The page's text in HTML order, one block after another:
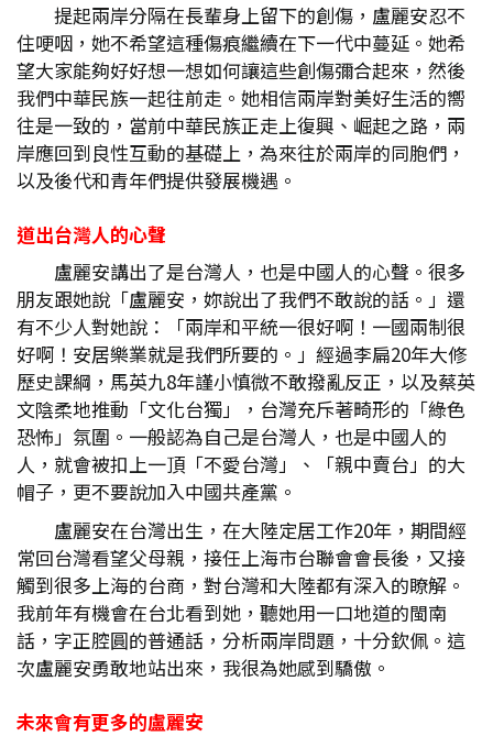
提起兩岸分隔在長輩身上留下的創傷，盧麗安忍不
住哽咽，她不希望這種傷痕繼續在下一代中蔓延。她希
望大家能夠好好想一想如何讓這些創傷彌合起來，然後
我們中華民族一起往前走。她相信兩岸對美好生活的嚮
往是一致的，當前中華民族正走上復興、崛起之路，兩
岸應回到良性互動的基礎上，為來往於兩岸的同胞們，
以及後代和青年們提供發展機遇。
道出台灣人的心聲
盧麗安講出了是台灣人，也是中國人的心聲。很多
朋友跟她說「盧麗安，妳說出了我們不敢說的話。」還
有不少人對她說：「兩岸和平統一很好啊！一國兩制很
好啊！安居樂業就是我們所要的。」經過李扁20年大修
歷史課綱，馬英九8年謹小慎微不敢撥亂反正，以及蔡英
文陰柔地推動「文化台獨」，台灣充斥著畸形的「綠色
恐怖」氛圍。一般認為自己是台灣人，也是中國人的
人，就會被扣上一頂「不愛台灣」、「親中賣台」的大
帽子，更不要說加入中國共產黨。
盧麗安在台灣出生，在大陸定居工作20年，期間經
常回台灣看望父母親，接任上海市台聯會會長後，又接
觸到很多上海的台商，對台灣和大陸都有深入的瞭解。
我前年有機會在台北看到她，聽她用一口地道的閩南
話，字正腔圓的普通話，分析兩岸問題，十分欽佩。這
次盧麗安勇敢地站出來，我很為她感到驕傲。
未來會有更多的盧麗安